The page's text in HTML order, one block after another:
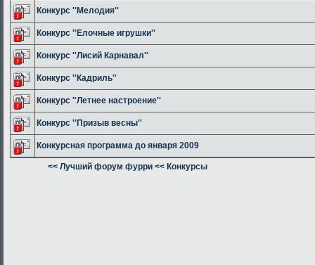
Конкурс ''Мелодия''
Конкурс ''Елочные игрушки''
Конкурс ''Лисий Карнавал''
Конкурс ''Кадриль''
Конкурс ''Летнее настроение''
Конкурс ''Призыв весны''
Конкурсная программа до января 2009
<< Лучший форум фурри << Конкурсы